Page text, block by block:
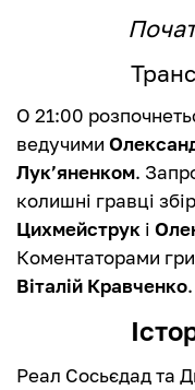
О 21:00
ведучими
Лук’яненком.
колишні гравці
Цихмейструк і
Коментаторами
Віталій Кравченко.
Реал Сосьєдад та